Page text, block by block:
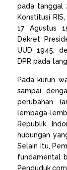
pada tanggal
Konstitusi
17 Agustus
Dekret
UUD 1945,
DPR pada
Pada kurun
sampai
perubahan
lembaga-
Republik
hubungan
Selain itu,
fundamental